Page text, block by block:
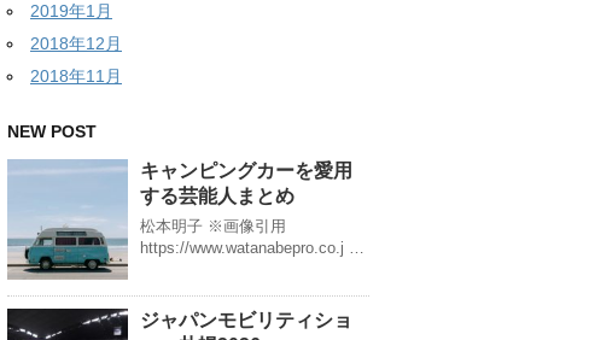
2019年1月
2018年12月
2018年11月
NEW POST
キャンピングカーを愛用
する芸能人まとめ
松本明子 ※画像引用
https://www.watanabepro.co.j …
ジャパンモビリティショ